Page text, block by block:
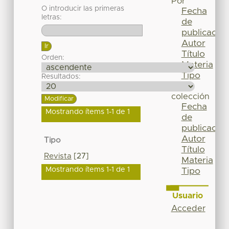
O introducir las primeras
letras:
Orden:
Resultados:
Mostrando ítems 1-1 de 1
Tipo
Revista [27]
Mostrando ítems 1-1 de 1
Fecha
de
publicación
Autor
Título
Materia
Tipo
colección
Fecha
de
publicación
Autor
Título
Materia
Tipo
Usuario
Acceder